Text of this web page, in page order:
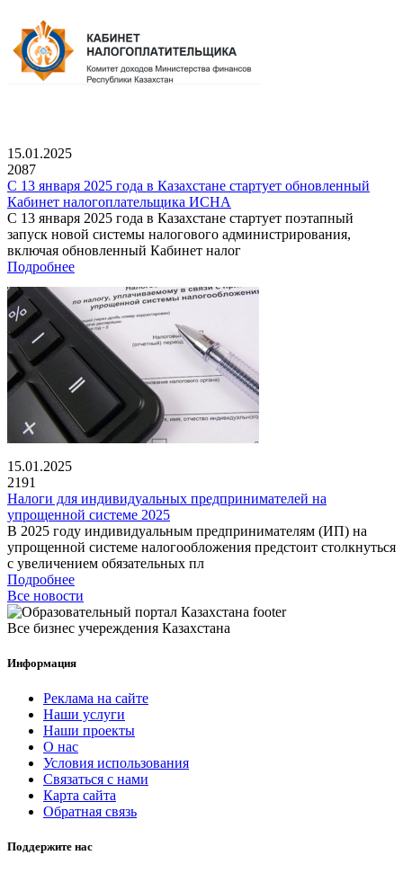
15.01.2025
2087
С 13 января 2025 года в Казахстане стартует обновленный
Кабинет налогоплательщика ИСНА
С 13 января 2025 года в Казахстане стартует поэтапный
запуск новой системы налогового администрирования,
включая обновленный Кабинет налог
Подробнее
15.01.2025
2191
Налоги для индивидуальных предпринимателей на
упрощенной системе 2025
В 2025 году индивидуальным предпринимателям (ИП) на
упрощенной системе налогообложения предстоит столкнуться
с увеличением обязательных пл
Подробнее
Все новости
Все бизнес учереждения Казахстана
Информация
Реклама на сайте
Наши услуги
Наши проекты
О нас
Условия использования
Связаться с нами
Карта сайта
Обратная связь
Поддержите нас